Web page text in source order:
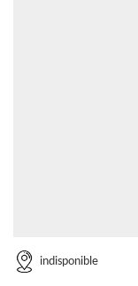
indisponible